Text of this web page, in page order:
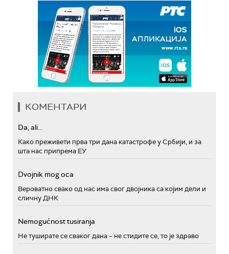
КОМЕНТАРИ
Da, ali...
Како преживети прва три дана катастрофе у Србији, и за
шта нас припрема ЕУ
Dvojnik mog oca
Вероватно свако од нас има свог двојника са којим дели и
сличну ДНК
Nemogućnost tusiranja
Не туширате се сваког дана – не стидите се, то је здраво